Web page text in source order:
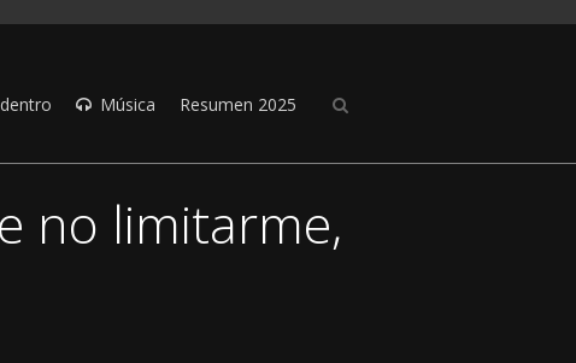
Música Resumen 2025
no limitarme,